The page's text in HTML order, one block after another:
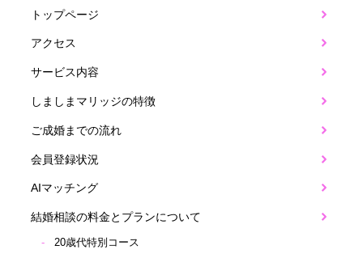
トップページ
アクセス
サービス内容
しましまマリッジの特徴
ご成婚までの流れ
会員登録状況
AIマッチング
結婚相談の料金とプランについて
20歳代特別コース